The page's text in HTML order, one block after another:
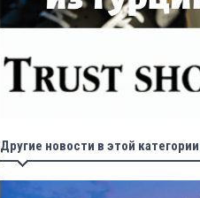
Другие новости в этой категории